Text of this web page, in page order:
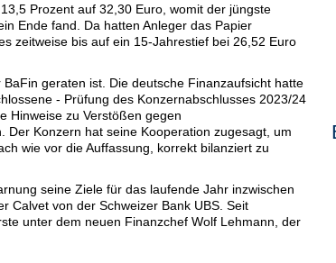
Prozent auf 32,30 Euro, womit der jüngste
Ende fand. Da hatten Anleger das Papier
zeitweise bis auf ein 15-Jahrestief bei 26,52 Euro
geraten ist. Die deutsche Finanzaufsicht hatte
- Prüfung des Konzernabschlusses 2023/24
Hinweise zu Verstößen gegen
Konzern hat seine Kooperation zugesagt, um
wie vor die Auffassung, korrekt bilanziert zu
seine Ziele für das laufende Jahr inzwischen
Calvet von der Schweizer Bank UBS. Seit
unter dem neuen Finanzchef Wolf Lehmann, der